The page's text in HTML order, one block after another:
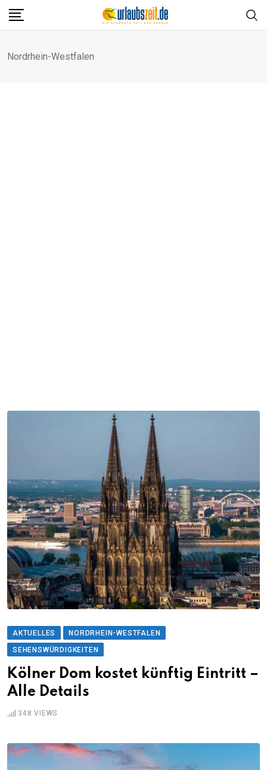
Skip
Nordrhein-Westfalen
AKTUELLES
NORDRHEIN-WESTFALEN
SEHENSWÜRDIGKEITEN
Kölner Dom kostet künftig Eintritt –
Alle Details
348 VIEWS